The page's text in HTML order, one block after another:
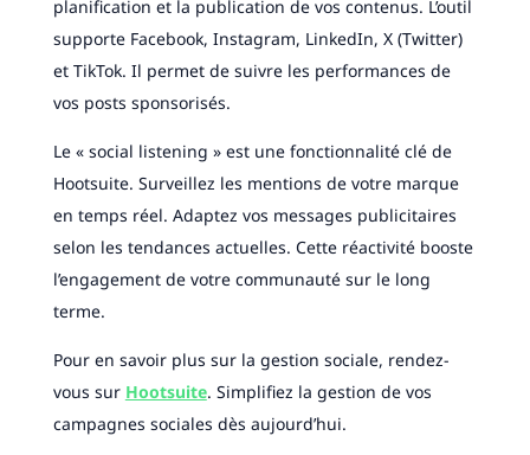
planification et la publication de vos contenus. L’outil
supporte Facebook, Instagram, LinkedIn, X (Twitter)
et TikTok. Il permet de suivre les performances de
vos posts sponsorisés.
Le « social listening » est une fonctionnalité clé de
Hootsuite. Surveillez les mentions de votre marque
en temps réel. Adaptez vos messages publicitaires
selon les tendances actuelles. Cette réactivité booste
l’engagement de votre communauté sur le long
terme.
Pour en savoir plus sur la gestion sociale, rendez-
vous sur Hootsuite. Simplifiez la gestion de vos
campagnes sociales dès aujourd’hui.